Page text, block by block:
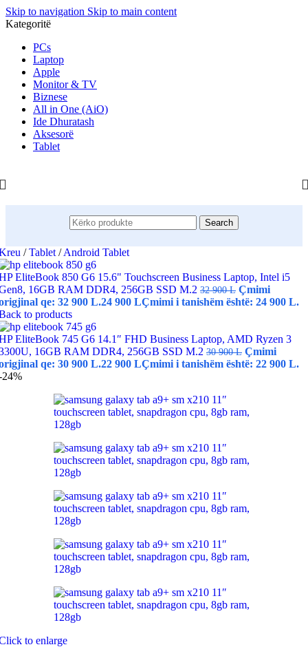
Skip to navigation Skip to main content
Kategoritë
PCs
Laptop
Apple
Monitor & TV
Biznese
All in One (AiO)
Ide Dhuratash
Aksesorë
Tablet
Search
/ Tablet / Android Tablet
EliteBook 850 G6 15.6" Touchscreen Business Laptop, Intel i5
16GB RAM DDR4, 256GB SSD M.2 32 900L Çmimi
qe: 32 900 L.24 900 LÇmimi i tanishëm është: 24 900 L.
to products
EliteBook 745 G6 14.1″ FHD Business Laptop, AMD Ryzen 3
16GB RAM DDR4, 256GB SSD M.2 30 900L Çmimi
qe: 30 900 L.22 900 LÇmimi i tanishëm është: 22 900 L.
24%
to enlarge